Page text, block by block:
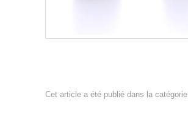
Cet article a été publié dans la catégorie